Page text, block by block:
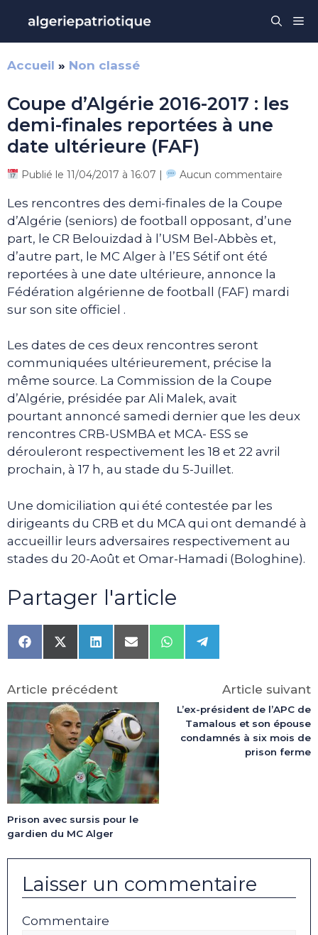
contenu
Accueil » Non classé
Coupe d’Algérie 2016-2017 : les
demi-finales reportées à une
date ultérieure (FAF)
Publié le 11/04/2017 à 16:07 | Aucun commentaire
Les rencontres des demi-finales de la Coupe
d’Algérie (seniors) de football opposant, d’une
part, le CR Belouizdad à l’USM Bel-Abbès et,
d’autre part, le MC Alger à l’ES Sétif ont été
reportées à une date ultérieure, annonce la
Fédération algérienne de football (FAF) mardi
sur son site officiel .
Les dates de ces deux rencontres seront
communiquées ultérieurement, précise la
même source. La Commission de la Coupe
d’Algérie, présidée par Ali Malek, avait
pourtant annoncé samedi dernier que les deux
rencontres CRB-USMBA et MCA- ESS se
dérouleront respectivement les 18 et 22 avril
prochain, à 17 h, au stade du 5-Juillet.
Une domiciliation qui été contestée par les
dirigeants du CRB et du MCA qui ont demandé à
accueillir leurs adversaires respectivement au
stades du 20-Août et Omar-Hamadi (Bologhine).
Partager l'article
Share
on
Share
on
(Twitter)
Share
on
Share
on
Share
on
Share
on
Article précédent
Prison avec sursis pour le
gardien du MC Alger
Article suivant
L’ex-président de l’APC de
Tamalous et son épouse
condamnés à six mois de
prison ferme
Laisser un commentaire
Commentaire